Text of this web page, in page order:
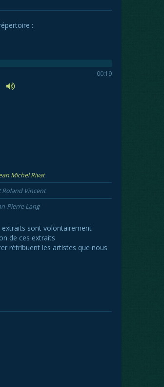
:
00:19
Michel Rivat
Vincent
Pierre Lang
sont volontairement
de ces extraits
rétribuent les artistes que nous